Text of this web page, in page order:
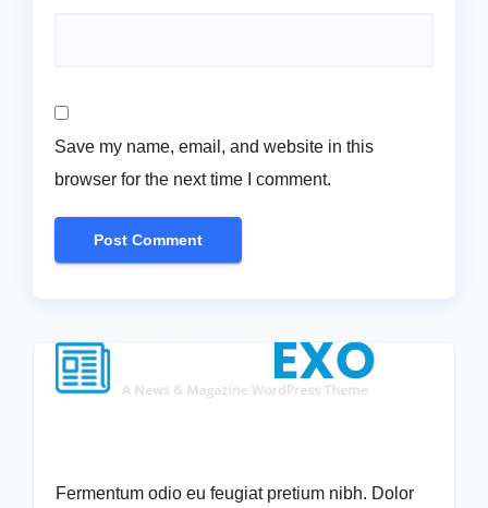
Save my name, email, and website in this
browser for the next time I comment.
Fermentum odio eu feugiat pretium nibh. Dolor